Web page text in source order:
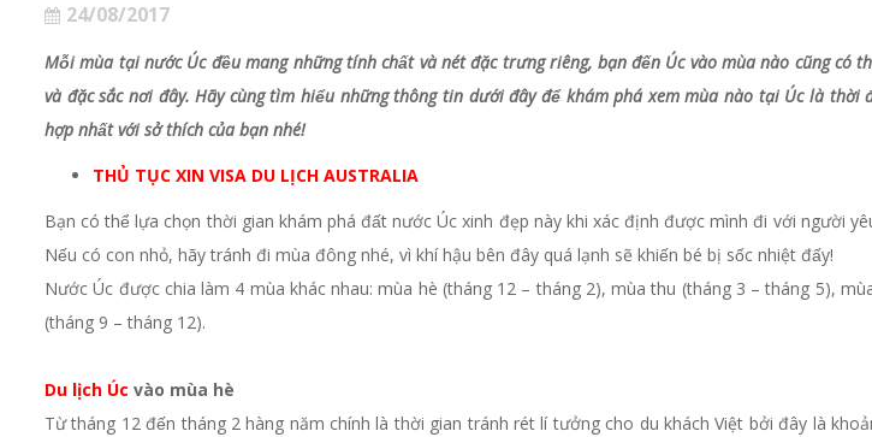
24/08/2017
Mỗi mùa tại nước Úc đều mang những tính chất và nét đặc trưng riêng, bạn đến Úc vào mùa nào cũng có
và đặc sắc nơi đây. Hãy cùng tìm hiểu những thông tin dưới đây để khám phá xem mùa nào tại Úc là
hợp nhất với sở thích của bạn nhé!
THỦ TỤC XIN VISA DU LỊCH AUSTRALIA
Bạn có thể lựa chọn thời gian khám phá đất nước Úc xinh đẹp này khi xác định được mình đi với người
Nếu có con nhỏ, hãy tránh đi mùa đông nhé, vì khí hậu bên đây quá lạnh sẽ khiến bé bị sốc nhiệt đấy!
Nước Úc được chia làm 4 mùa khác nhau: mùa hè (tháng 12 – tháng 2), mùa thu (tháng 3 – tháng 5),
(tháng 9 – tháng 12).
Du lịch Úc vào mùa hè
Từ tháng 12 đến tháng 2 hàng năm chính là thời gian tránh rét lí tưởng cho du khách Việt bởi đây là